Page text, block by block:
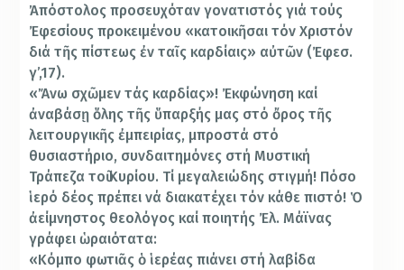
Ἀπόστολος προσευχόταν γονατιστός γιά τούς
Ἐφεσίους προκειμένου «κατοικῆσαι τόν Χριστόν
διά τῆς πίστεως ἐν ταῖς καρδίαις» αὐτῶν (Ἐφεσ.
γ’,17).
«Ἄνω σχῶμεν τάς καρδίας»! Ἐκφώνηση καί
ἀναβάσῃ ὅλης τῆς ὕπαρξής μας στό ὄρος τῆς
λειτουργικῆς ἐμπειρίας, μπροστά στό
θυσιαστήριο, συνδαιτημόνες στή Μυστική
Τράπεζα τοῦ Κυρίου. Τί μεγαλειώδης στιγμή! Πόσο
ἱερό δέος πρέπει νά διακατέχει τόν κάθε πιστό! Ὁ
ἀείμνηστος θεολόγος καί ποιητής Ἐλ. Μάϊνας
γράφει ὡραιότατα:
«Κόμπο φωτιᾶς ὁ ἱερέας πιάνει στή λαβίδα